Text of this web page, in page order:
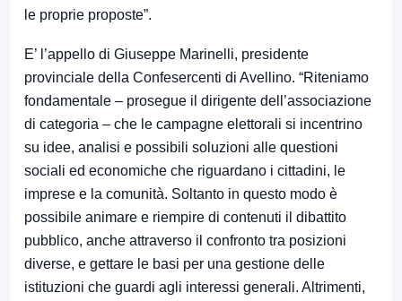
le proprie proposte”.
E’ l’appello di Giuseppe Marinelli, presidente
provinciale della Confesercenti di Avellino. “Riteniamo
fondamentale – prosegue il dirigente dell’associazione
di categoria – che le campagne elettorali si incentrino
su idee, analisi e possibili soluzioni alle questioni
sociali ed economiche che riguardano i cittadini, le
imprese e la comunità. Soltanto in questo modo è
possibile animare e riempire di contenuti il dibattito
pubblico, anche attraverso il confronto tra posizioni
diverse, e gettare le basi per una gestione delle
istituzioni che guardi agli interessi generali. Altrimenti,